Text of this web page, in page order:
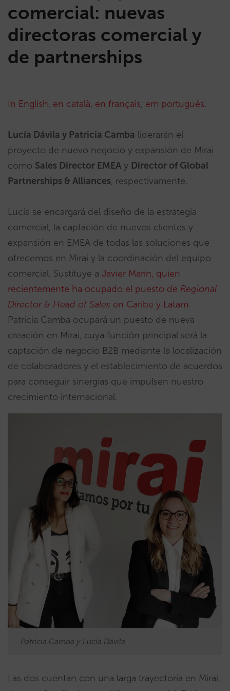
comercial: nuevas
directoras comercial y
de partnerships
In English, en català, en français, em português.
Lucía Dávila y Patricia Camba liderarán el
proyecto de nuevo negocio y expansión de Mirai
como Sales Director EMEA y Director of Global
Partnerships & Alliances, respectivamente.
Lucía se encargará del diseño de la estrategia
comercial, la captación de nuevos clientes y
expansión en EMEA de todas las soluciones que
ofrecemos en Mirai y la coordinación del equipo
comercial. Sustituye a Javier Marín, quien
recientemente ha ocupado el puesto de Regional
Director & Head of Sales en Caribe y Latam.
Patricia Camba ocupará un puesto de nueva
creación en Mirai, cuya función principal será la
captación de negocio B2B mediante la localización
de colaboradores y el establecimiento de acuerdos
para conseguir sinergias que impulsen nuestro
crecimiento internacional.
Patricia Camba y Lucía Dávila
Las dos cuentan con una larga trayectoria en Mirai,